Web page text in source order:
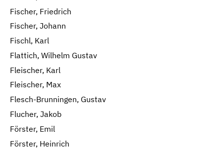
Fischer, Friedrich
Fischer, Johann
Fischl, Karl
Flattich, Wilhelm Gustav
Fleischer, Karl
Fleischer, Max
Flesch-Brunningen, Gustav
Flucher, Jakob
Förster, Emil
Förster, Heinrich